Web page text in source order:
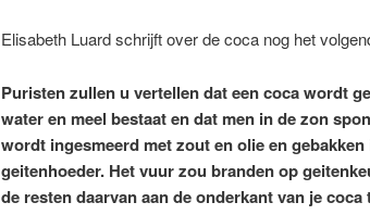
Elisabeth Luard schrijft over de coca nog het
Puristen zullen u vertellen dat een coca wordt
water en meel bestaat en dat men in de zon
wordt ingesmeerd met zout en olie en
geitenhoeder. Het vuur zou branden op
de resten daarvan aan de onderkant van je